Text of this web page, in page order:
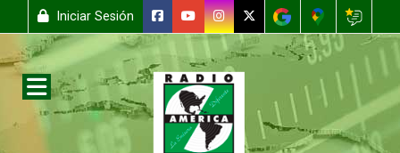
Iniciar Sesión